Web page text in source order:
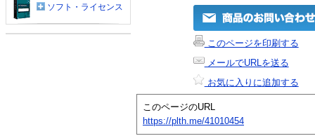
このページを印刷する
メールでURLを送る
お気に入りに追加する
このページのURL
https://plth.me/41010454
ソフト・ライセンス